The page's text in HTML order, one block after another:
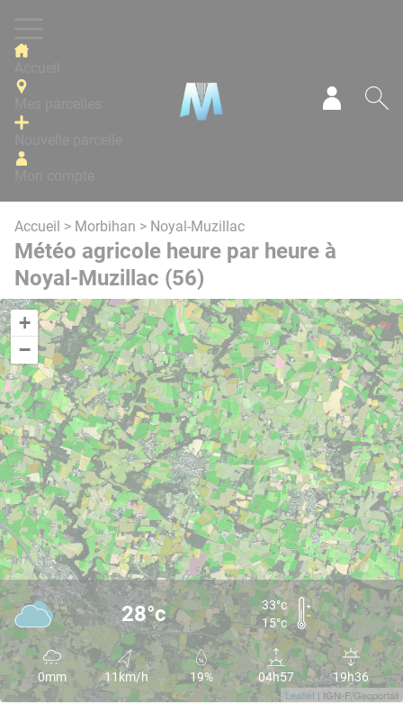
Accueil > Morbihan > Noyal-Muzillac
Météo agricole heure par heure à
Noyal-Muzillac (56)
+
−
Leaflet | IGN-F/Geoportail
28°c
33°c
15°c
0mm 11km/h 19% 04h57 19h36